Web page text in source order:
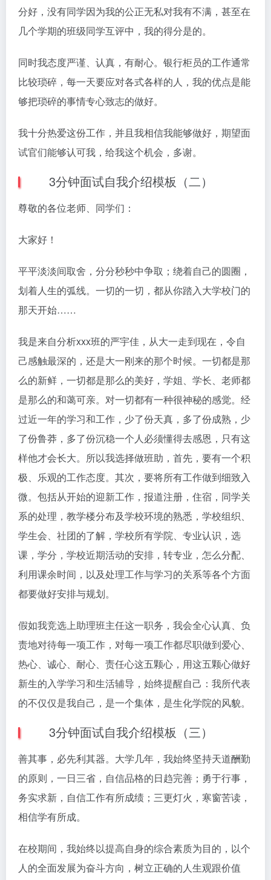
分好，没有同学因为我的公正无私对我有不满，甚至在
几个学期的班级同学互评中，我的得分是的。
同时我态度严谨、认真，有耐心。银行柜员的工作通常
比较琐碎，每一天要应对各式各样的人，我的优点是能
够把琐碎的事情专心致志的做好。
我十分热爱这份工作，并且我相信我能够做好，期望面
试官们能够认可我，给我这个机会，多谢。
3分钟面试自我介绍模板（二）
尊敬的各位老师、同学们：
大家好！
平平淡淡间取舍，分分秒秒中争取；绕着自己的圆圈，
划着人生的弧线。一切的一切，都从你踏入大学校门的
那天开始……
我是来自分析xxx班的严宇佳，从大一走到现在，令自
己感触最深的，还是大一刚来的那个时候。一切都是那
么的新鲜，一切都是那么的美好，学姐、学长、老师都
是那么的和蔼可亲。对一切都有一种很神秘的感觉。经
过近一年的学习和工作，少了份天真，多了份成熟，少
了份鲁莽，多了份沉稳一个人必须懂得去感恩，只有这
样他才会长大。所以我选择做班助，首先，要有一个积
极、乐观的工作态度。其次，要将所有工作做到细致入
微。包括从开始的迎新工作，报道注册，住宿，同学关
系的处理，教学楼分布及学校环境的熟悉，学校组织、
学生会、社团的了解，学校所有学院、专业认识，选
课，学分，学校近期活动的安排，转专业，怎么分配、
利用课余时间，以及处理工作与学习的关系等各个方面
都要做好安排与规划。
假如我竞选上助理班主任这一职务，我会全心认真、负
责地对待每一项工作，对每一项工作都尽职做到爱心、
热心、诚心、耐心、责任心这五颗心，用这五颗心做好
新生的入学学习和生活辅导，始终提醒自己：我所代表
的不仅仅是我自己，是一个集体，是生化学院的风貌。
3分钟面试自我介绍模板（三）
善其事，必先利其器。大学几年，我始终坚持天道酬勤
的原则，一日三省，自信品格的日趋完善；勇于行事，
务实求新，自信工作有所成绩；三更灯火，寒窗苦读，
相信学有所成。
在校期间，我始终以提高自身的综合素质为目的，以个
人的全面发展为奋斗方向，树立正确的人生观跟价值